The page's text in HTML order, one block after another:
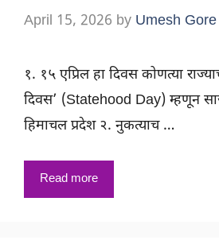
April 15, 2026 by Umesh Gore
१. १५ एप्रिल हा दिवस कोणत्या
दिवस’ (Statehood Day) म्हणून
हिमाचल प्रदेश २. नुकत्याच …
Read more